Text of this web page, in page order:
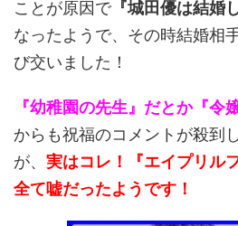
ことが原因で『城田優は結婚
なったようで、その時結婚相
び交いました！
『幼稚園の先生』だとか『令
からも祝福のコメントが殺到
が、 実はコレ！『エイプリル
全て嘘だったようです！